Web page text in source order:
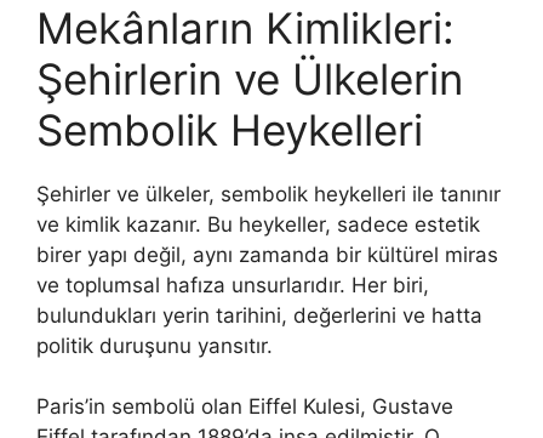
Mekânların Kimlikleri:
Şehirlerin ve Ülkelerin
Sembolik Heykelleri
Şehirler ve ülkeler, sembolik heykelleri ile tanınır
ve kimlik kazanır. Bu heykeller, sadece estetik
birer yapı değil, aynı zamanda bir kültürel miras
ve toplumsal hafıza unsurlarıdır. Her biri,
bulundukları yerin tarihini, değerlerini ve hatta
politik duruşunu yansıtır.
Paris’in sembolü olan Eiffel Kulesi, Gustave